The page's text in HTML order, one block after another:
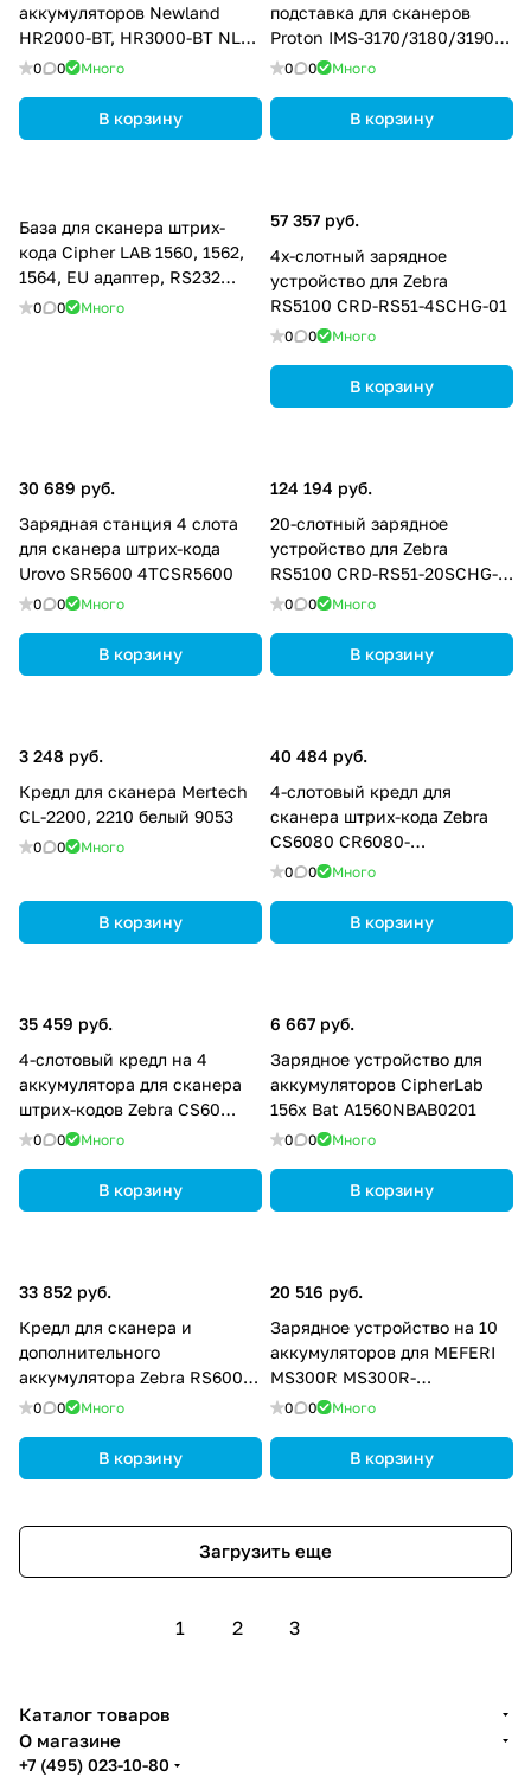
аккумуляторов Newland
HR2000-BT, HR3000-BT NLS-
BCD2000-4B
0 0 Много
В корзину
подставка для сканеров
Proton IMS-3170/3180/3190
GPSVHB211210305
0 0 Много
В корзину
База для сканера штрих-
кода Cipher LAB 1560, 1562,
1564, EU адаптер, RS232
кабель A3656NBA0R005
0 0 Много
57 357 руб.
4х-слотный зарядное
устройство для Zebra
RS5100 CRD-RS51-4SCHG-01
0 0 Много
В корзину
30 689 руб.
Зарядная станция 4 слота
для сканера штрих-кода
Urovo SR5600 4TCSR5600
0 0 Много
В корзину
124 194 руб.
20-слотный зарядное
устройство для Zebra
RS5100 CRD-RS51-20SCHG-
010 0 Много
В корзину
3 248 руб.
Кредл для сканера Mertech
CL-2200, 2210 белый 9053
0 0 Много
В корзину
40 484 руб.
4-слотовый кредл для
сканера штрих-кода Zebra
CS6080 CR6080-
SC400F4WW
0 0 Много
В корзину
35 459 руб.
4-слотовый кредл на 4
аккумулятора для сканера
штрих-кодов Zebra CS60
CR6080-BC40004WW
0 0 Много
В корзину
6 667 руб.
Зарядное устройство для
аккумуляторов CipherLab
156x Bat A1560NBAB0201
0 0 Много
В корзину
33 852 руб.
Кредл для сканера и
дополнительного
аккумулятора Zebra RS6000
CRD-NGRS-1S1BU-01
0 0 Много
В корзину
20 516 руб.
Зарядное устройство на 10
аккумуляторов для MEFERI
MS300R MS300R-
10SBATCKIT-EU-01
0 0 Много
В корзину
Загрузить еще
1 2 3
Каталог товаров
О магазине
+7 (495) 023-10-80